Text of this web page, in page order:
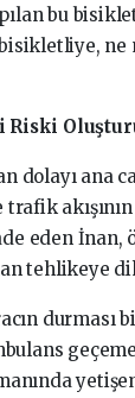
bu
bisikletliye,
Riski
dolayı ana
eden İnan,
tehlikeye
durması